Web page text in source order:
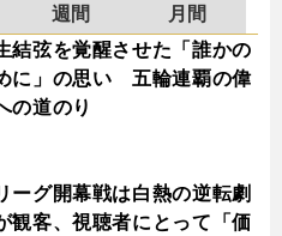
週間
月間
結弦を覚醒させた「誰かの
に」の思い 五輪連覇の偉
の道のり
ーグ開幕戦は白熱の逆転劇
観客、視聴者にとって「価